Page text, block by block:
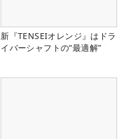
新『TENSEIオレンジ』はドラ
イバーシャフトの“最適解”